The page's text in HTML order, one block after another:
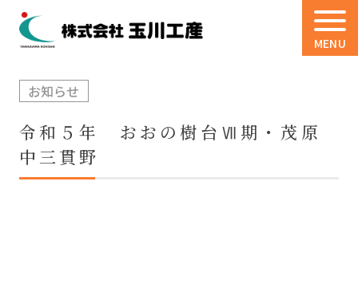
MENU
お知らせ
令和５年 おおの樹台Ⅶ期・茂原
中三貫野